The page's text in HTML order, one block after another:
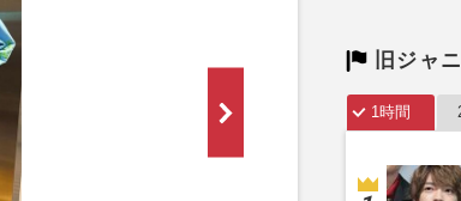
旧ジャ
1時間